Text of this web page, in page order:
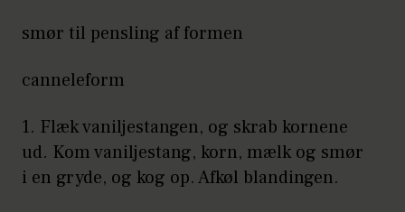
smør til pensling af formen
canneleform
1. Flæk vaniljestangen, og skrab kornene
ud. Kom vaniljestang, korn, mælk og smør
i en gryde, og kog op. Afkøl blandingen.